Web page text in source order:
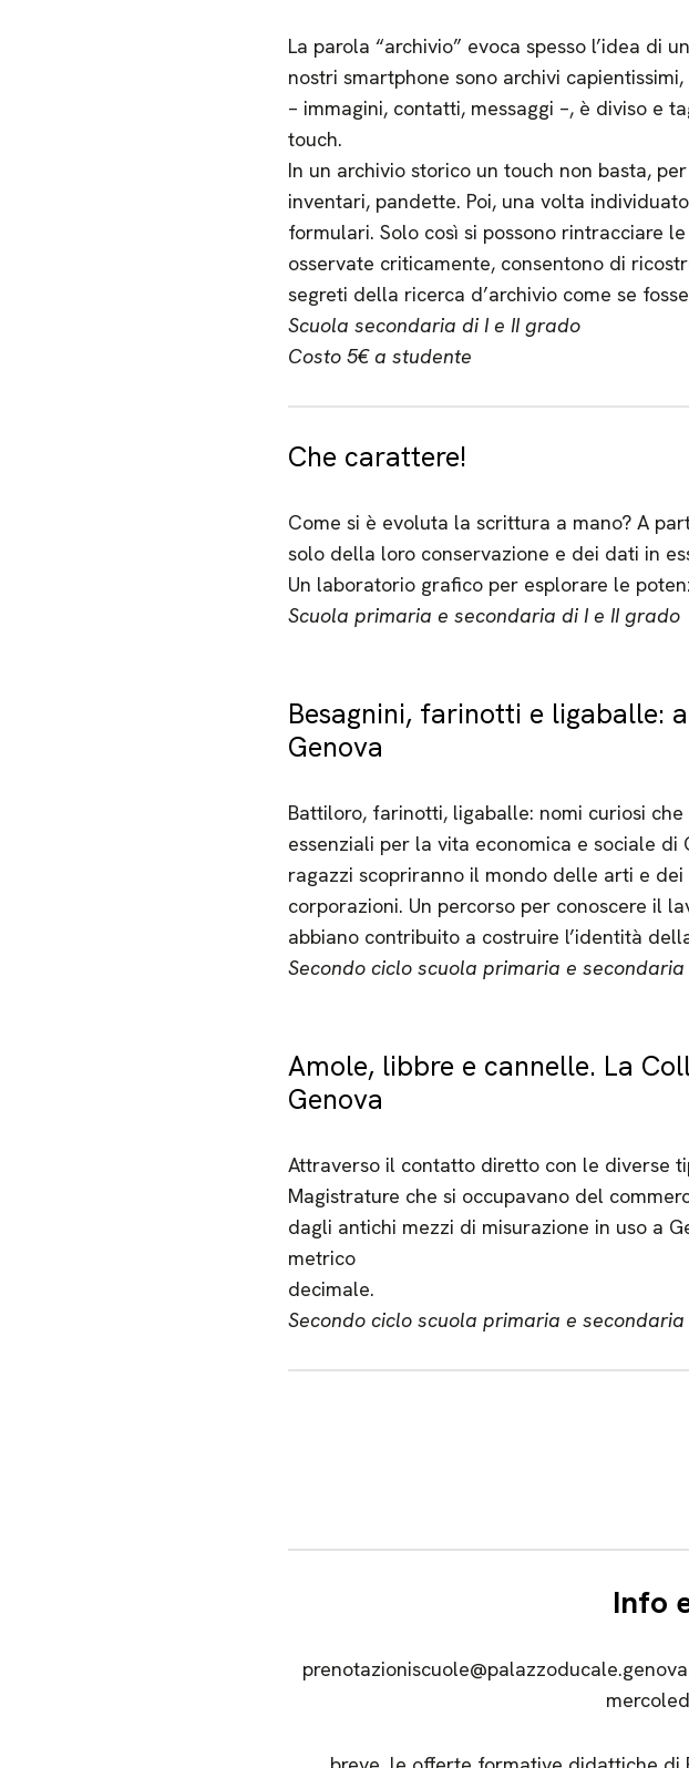
La parola “archivio” evoca spesso l’idea di
nostri smartphone sono archivi
– immagini, contatti, messaggi –, è diviso e
touch.
In un archivio storico un touch non basta,
inventari, pandette. Poi, una volta
formulari. Solo così si possono rintracciare
osservate criticamente, consentono di
segreti della ricerca d’archivio come se
Scuola secondaria di I e II grado
Costo 5€ a studente
Che carattere!
Come si è evoluta la scrittura a mano? A
solo della loro conservazione e dei dati in
Un laboratorio grafico per esplorare le
Scuola primaria e secondaria di I e II grado
Besagnini, farinotti e ligaballe:
Genova
Battiloro, farinotti, ligaballe: nomi curiosi
essenziali per la vita economica e sociale di
ragazzi scopriranno il mondo delle arti e
corporazioni. Un percorso per conoscere il
abbiano contribuito a costruire l’identità
Secondo ciclo scuola primaria e
Amole, libbre e cannelle. La
Genova
Attraverso il contatto diretto con le diverse
Magistrature che si occupavano del
dagli antichi mezzi di misurazione in uso a
metrico
decimale.
Secondo ciclo scuola primaria e
Info